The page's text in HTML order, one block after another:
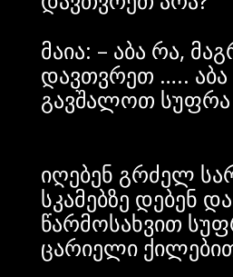
მაია: – აბა რა,
დავთვრეთ …..
გავშალოთ სუფრა
იღებენ გრძელ
სკამებზე დებენ
წარმოსახვით
ცარიელი